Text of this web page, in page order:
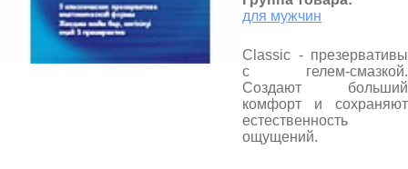
для мужчин
Classic - презервативы
с гелем-смазкой.
Создают больший
комфорт и сохраняют
естественность
ощущений.